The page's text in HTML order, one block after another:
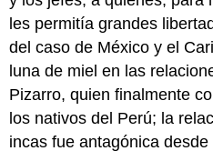
les permitía grandes
del caso de México y el
luna de miel en las
Pizarro, quien finalmente
los nativos del Perú; la
incas fue antagónica